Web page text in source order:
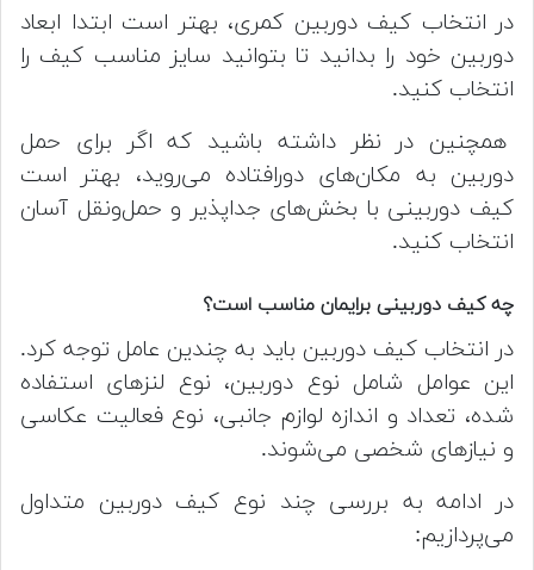
در انتخاب کیف دوربین کمری، بهتر است ابتدا ابعاد
دوربین خود را بدانید تا بتوانید سایز مناسب کیف را
انتخاب کنید.
همچنین در نظر داشته باشید که اگر برای حمل
دوربین به مکان‌های دورافتاده می‌روید، بهتر است
کیف دوربینی با بخش‌های جداپذیر و حمل‌ونقل آسان
انتخاب کنید.
چه کیف دوربینی برایمان مناسب است؟
در انتخاب کیف دوربین باید به چندین عامل توجه کرد.
این عوامل شامل نوع دوربین، نوع لنزهای استفاده
شده، تعداد و اندازه لوازم جانبی، نوع فعالیت عکاسی
و نیازهای شخصی می‌شوند.
در ادامه به بررسی چند نوع کیف دوربین متداول
می‌پردازیم: